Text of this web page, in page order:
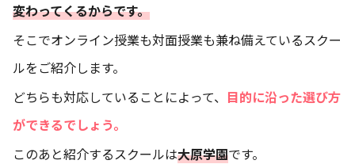
変わってくるからです。
そこでオンライン授業も対面授業も兼ね備えているスクー
ルをご紹介します。
どちらも対応していることによって、 目的に沿った選び方
ができるでしょう。
このあと紹介するスクールは大原学園です。